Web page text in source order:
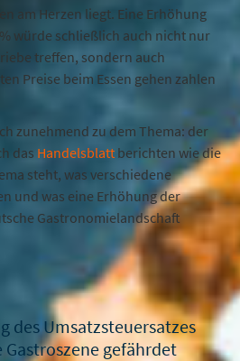
am Herzen liegt. Eine Erhöhung
würde schließlich auch nicht nur
treffen, sondern auch
Preise beim Essen gehen zahlen
zunehmend zu dem Thema: der
das Handelsblatt berichten wie die
steht, was verschiedene
und was eine Erhöhung der
Gastronomielandschaft
des Umsatzsteuersatzes
Gastroszene gefährdet